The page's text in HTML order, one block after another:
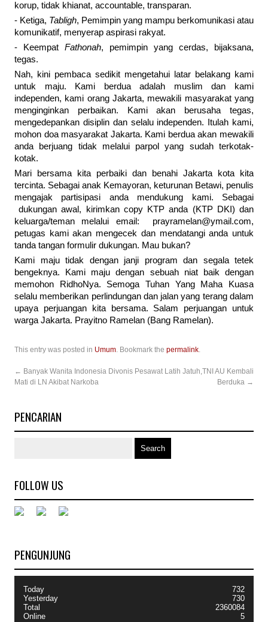
korup, tidak khianat, accountable, transparan.
- Ketiga, Tabligh, Pemimpin yang mampu berkomunikasi atau
komunikatif, menyerap aspirasi rakyat.
- Keempat Fathonah, pemimpin yang cerdas, bijaksana,
tegas.
Nah, kini pembaca sedikit mengetahui latar belakang kami
untuk maju. Kami berdua adalah muslim dan kami
independen, kami orang Jakarta, mewakili masyarakat yang
menginginkan perbaikan. Kami akan berusaha tegas,
mengedepankan disiplin dan selalu independen. Itulah kami,
mohon doa masyarakat Jakarta. Kami berdua akan mewakili
anda berjuang tidak melalui parpol yang sudah terkotak-
kotak.
Mari bersama kita perbaiki dan benahi Jakarta kota kita
tercinta. Sebagai anak Kemayoran, keturunan Betawi, penulis
mengajak partisipasi anda mendukung kami. Sebagai
dukungan awal, kirimkan copy KTP anda (KTP DKI) dan
keluarga/teman melalui email: prayramelan@ymail.com,
petugas kami akan mengecek dan mendatangi anda untuk
tanda tangan formulir dukungan. Mau bukan?
Kami maju tidak dengan janji program dan segala tetek
bengeknya. Kami maju dengan sebuah niat baik dengan
memohon RidhoNya. Semoga Tuhan Yang Maha Kuasa
selalu memberikan perlindungan dan jalan yang terang dalam
upaya perjuangan kita bersama. Salam perjuangan untuk
warga Jakarta. Prayitno Ramelan (Bang Ramelan).
This entry was posted in Umum. Bookmark the permalink.
← Banyak Wanita Indonesia Divonis
Mati di LN Akibat Narkoba
Pesawat Latih Jatuh,TNI AU Kembali
Berduka →
PENCARIAN
FOLLOW US
PENGUNJUNG
Today
Yesterday
Total
Online
732
730
2360084
5